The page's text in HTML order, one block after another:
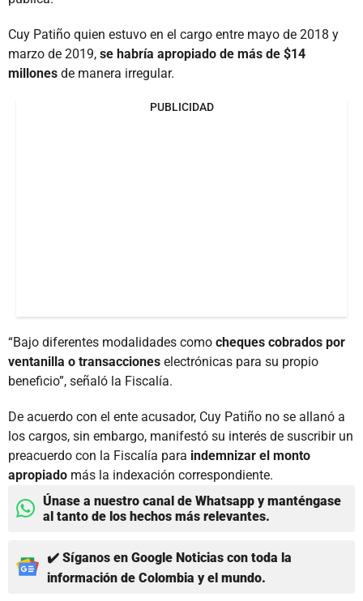
Cuy Patiño quien estuvo en el cargo entre mayo de 2018 y
marzo de 2019, se habría apropiado de más de $14
millones de manera irregular.
PUBLICIDAD
“Bajo diferentes modalidades como cheques cobrados por
ventanilla o transacciones electrónicas para su propio
beneficio”, señaló la Fiscalía.
De acuerdo con el ente acusador, Cuy Patiño no se allanó a
los cargos, sin embargo, manifestó su interés de suscribir un
preacuerdo con la Fiscalía para indemnizar el monto
apropiado más la indexación correspondiente.
Únase a nuestro canal de Whatsapp y manténgase
al tanto de los hechos más relevantes.
✔️ Síganos en Google Noticias con toda la
información de Colombia y el mundo.